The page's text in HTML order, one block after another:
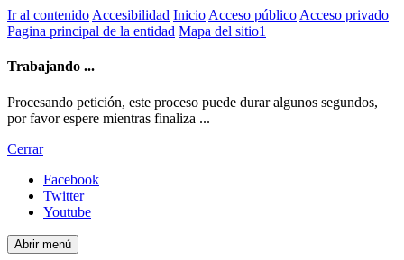
Ir al contenido Accesibilidad Inicio Acceso público Acceso privado
Pagina principal de la entidad Mapa del sitio1
Trabajando ...
Procesando petición, este proceso puede durar algunos segundos,
por favor espere mientras finaliza ...
Cerrar
Facebook
Twitter
Youtube
Abrir menú